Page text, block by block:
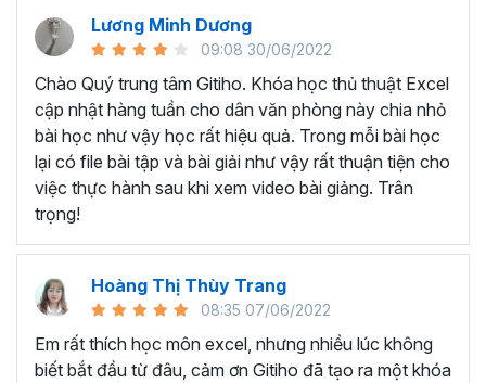
Nội dung bài giảng trong khóa
học thủ thuật trên Excel của
Gitiho?
Khóa học Thủ thuật Excel cập nhật các mẹo Excel văn
phòng hàng tuần, bạn có thể được update những nội
dung mới nhất về tin học văn phòng như sau:
Định dạng nhanh bằng công cụFormat Paintervà
toán, các thủ thuật excel tính tổng, đặt tên nhanh
cho bảng tính, hiển thị công thức trong ô, tạo ghi
chú và cố định dòng - cột.
Kỹ thuật định dạng và xử lý dữ liệu bao gồm tự động
Lương Minh Dương
09:08 30/06/2022
Chào Quý trung tâm Gitiho. Khóa học thủ thuật Excel
cập nhật hàng tuần cho dân văn phòng này chia nhỏ
bài học như vậy học rất hiệu quả. Trong mỗi bài học
lại có file bài tập và bài giải như vậy rất thuận tiện cho
việc thực hành sau khi xem video bài giảng. Trân
trọng!
Hoàng Thị Thùy Trang
08:35 07/06/2022
Em rất thích học môn excel, nhưng nhiều lúc không
biết bắt đầu từ đâu, cảm ơn Gitiho đã tạo ra một khóa